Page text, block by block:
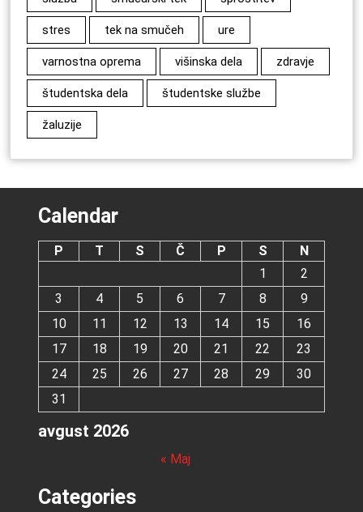
stres tek na smučeh ure
varnostna oprema višinska dela zdravje
študentska dela študentske službe
žaluzije
Calendar
avgust 2026
P T S Č P S
N
1
2
3
4 5 6 7 8
9
10
11 12 13 14 15
16
17
18 19 20 21 22
23
24
25 26 27 28 29
30
31
« Maj
Categories